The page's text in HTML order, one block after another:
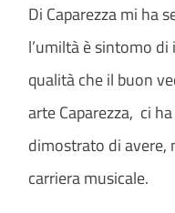
Di Caparezza mi ha
l’umiltà è sintomo
qualità che il buon
arte Caparezza, ci
dimostrato di avere,
carriera musicale.